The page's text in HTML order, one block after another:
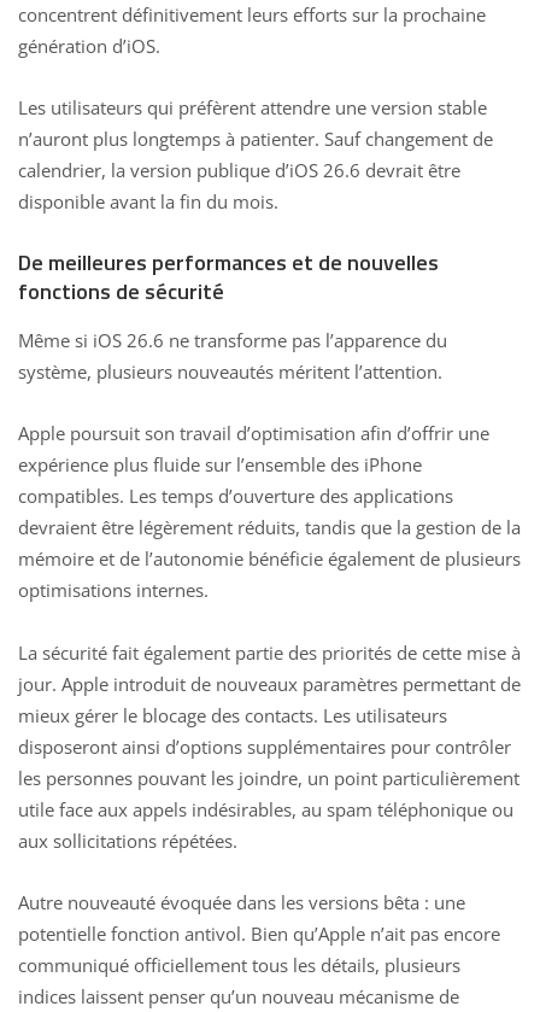
concentrent définitivement leurs efforts sur la prochaine
génération d’iOS.
Les utilisateurs qui préfèrent attendre une version stable
n’auront plus longtemps à patienter. Sauf changement de
calendrier, la version publique d’iOS 26.6 devrait être
disponible avant la fin du mois.
De meilleures performances et de nouvelles
fonctions de sécurité
Même si iOS 26.6 ne transforme pas l’apparence du
système, plusieurs nouveautés méritent l’attention.
Apple poursuit son travail d’optimisation afin d’offrir une
expérience plus fluide sur l’ensemble des iPhone
compatibles. Les temps d’ouverture des applications
devraient être légèrement réduits, tandis que la gestion de la
mémoire et de l’autonomie bénéficie également de plusieurs
optimisations internes.
La sécurité fait également partie des priorités de cette mise à
jour. Apple introduit de nouveaux paramètres permettant de
mieux gérer le blocage des contacts. Les utilisateurs
disposeront ainsi d’options supplémentaires pour contrôler
les personnes pouvant les joindre, un point particulièrement
utile face aux appels indésirables, au spam téléphonique ou
aux sollicitations répétées.
Autre nouveauté évoquée dans les versions bêta : une
potentielle fonction antivol. Bien qu’Apple n’ait pas encore
communiqué officiellement tous les détails, plusieurs
indices laissent penser qu’un nouveau mécanisme de